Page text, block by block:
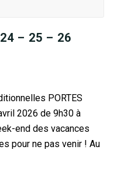
24 – 25 – 26
PORTES
2026 de 9h30 à
end des vacances
pour ne pas venir ! Au